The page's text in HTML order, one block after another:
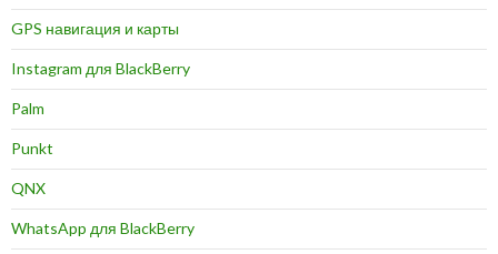
GPS навигация и карты
Instagram для BlackBerry
Palm
Punkt
QNX
WhatsApp для BlackBerry